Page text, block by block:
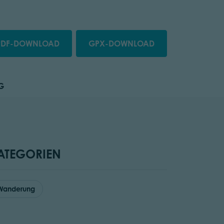
DOWNLOAD GPX-DOWNLOAD